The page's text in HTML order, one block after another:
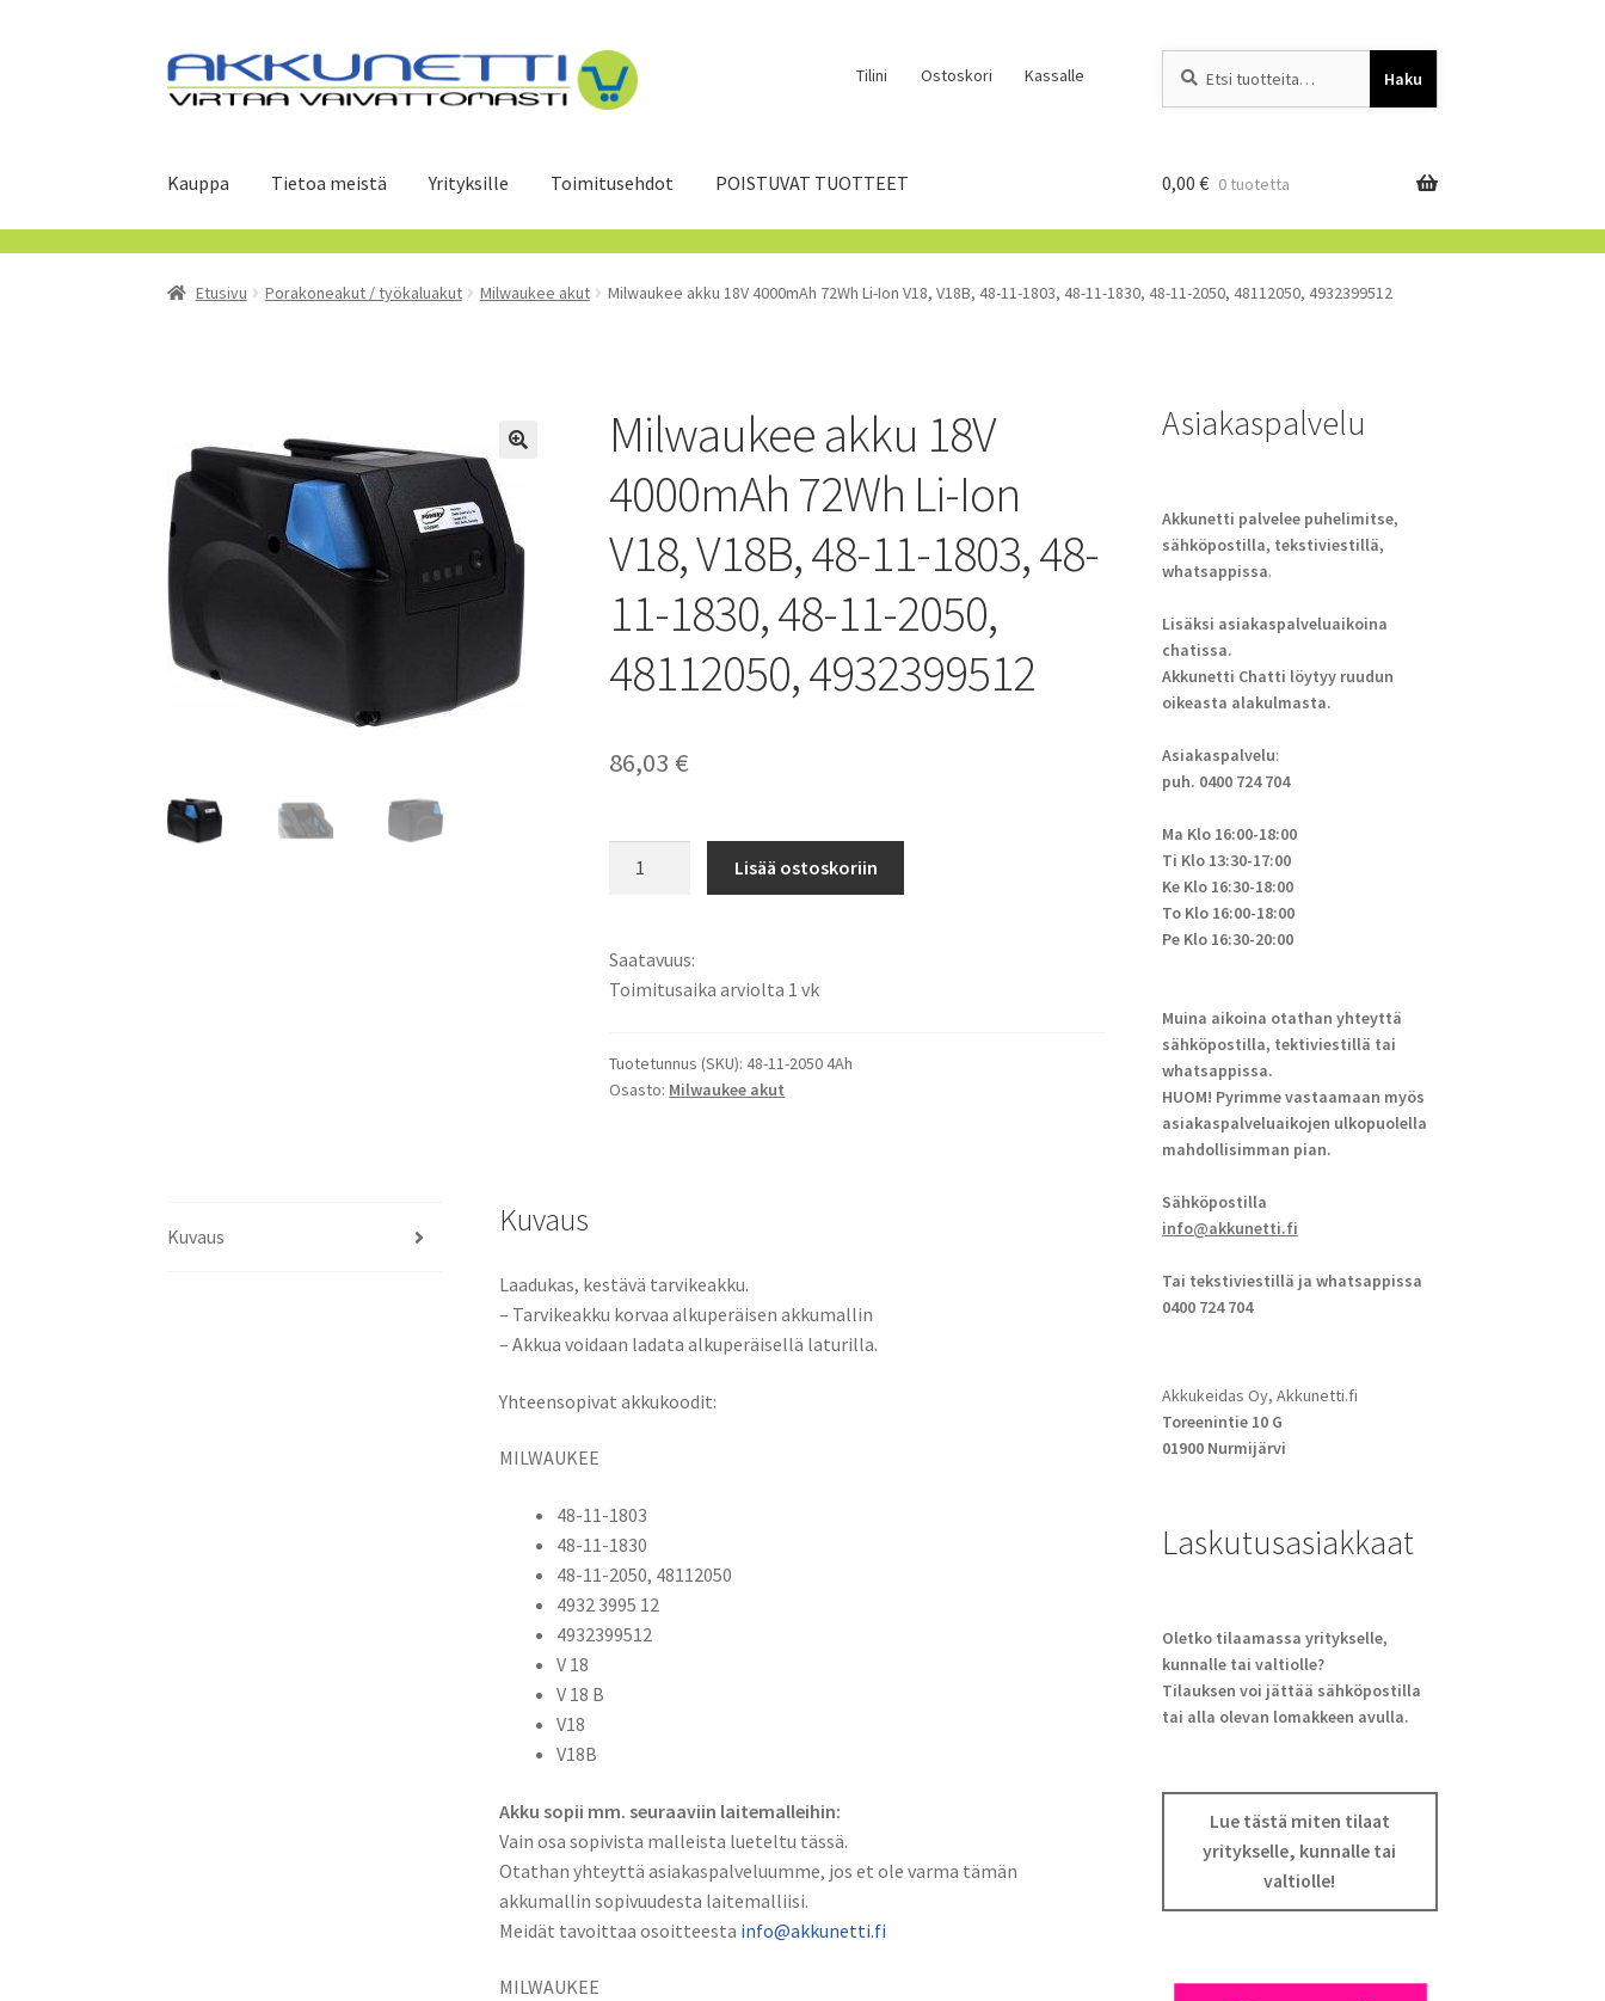
Siirry
navigointiin
Siirry
sisältöön
Tilini Ostoskori Kassalle Haku
Kauppa Tietoa meistä Yrityksille Toimitusehdot POISTUVAT TUOTTEET 0,00 € 0 tuotetta
Etusivu Porakoneakut / työkaluakut Milwaukee akut Milwaukee akku 18V 4000mAh 72Wh Li-Ion V18, V18B, 48-11-1803, 48-11-1830, 48-11-2050, 48112050, 4932399512
Milwaukee akku 18V
4000mAh 72Wh Li-Ion
V18, V18B, 48-11-1803, 48-
11-1830, 48-11-2050,
48112050, 4932399512
86,03 €
72Wh
Li-
V18,
V18B,
1830,
48-
11-
48112050,
Lisää ostoskoriin
Saatavuus:
Toimitusaika arviolta 1 vk
Tuotetunnus (SKU):48-11-2050 4Ah
Osasto: Milwaukee akut
Kuvaus Kuvaus
Laadukas, kestävä tarvikeakku.
– Tarvikeakku korvaa alkuperäisen akkumallin
– Akkua voidaan ladata alkuperäisellä laturilla.
Yhteensopivat akkukoodit:
MILWAUKEE
48-11-1803
48-11-1830
48-11-2050, 48112050
4932 3995 12
4932399512
V 18
V 18 B
V18
V18B
Akku sopii mm. seuraaviin laitemalleihin:
Vain osa sopivista malleista lueteltu tässä.
Otathan yhteyttä asiakaspalveluumme, jos et ole varma tämän
akkumallin sopivuudesta laitemalliisi.
Meidät tavoittaa osoitteesta info@akkunetti.fi
MILWAUKEE
Asiakaspalvelu
Akkunetti palvelee puhelimitse,
sähköpostilla, tekstiviestillä,
whatsappissa.
Lisäksi asiakaspalveluaikoina
chatissa.
Akkunetti Chatti löytyy ruudun
oikeasta alakulmasta.
Asiakaspalvelu:
puh. 0400 724 704
Ma Klo 16:00-18:00
Ti Klo 13:30-17:00
Ke Klo 16:30-18:00
To Klo 16:00-18:00
Pe Klo 16:30-20:00
Muina aikoina otathan yhteyttä
sähköpostilla, tektiviestillä tai
whatsappissa.
HUOM! Pyrimme vastaamaan myös
asiakaspalveluaikojen ulkopuolella
mahdollisimman pian.
Sähköpostilla
info@akkunetti.fi
Tai tekstiviestillä ja whatsappissa
0400 724 704
Akkukeidas Oy, Akkunetti.fi
Toreenintie 10 G
01900 Nurmijärvi
Laskutusasiakkaat
Oletko tilaamassa yritykselle,
kunnalle tai valtiolle?
Tilauksen voi jättää sähköpostilla
tai alla olevan lomakkeen avulla.
Lue tästä miten tilaat
yritykselle, kunnalle tai
valtiolle!